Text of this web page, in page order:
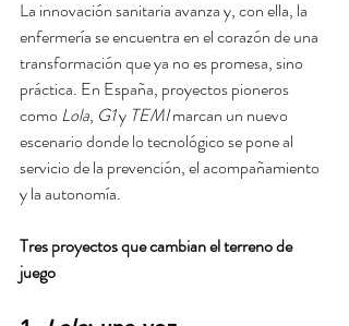
La innovación sanitaria avanza y, con ella, la
enfermería se encuentra en el corazón de una
transformación que ya no es promesa, sino
práctica. En España, proyectos pioneros
como Lola, G1 y TEMI marcan un nuevo
escenario donde lo tecnológico se pone al
servicio de la prevención, el acompañamiento
y la autonomía.
Tres proyectos que cambian el terreno de
juego